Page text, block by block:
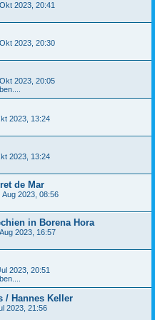
2023, 20:41
2023, 20:30
2023, 20:05
2023, 13:24
2023, 13:24
de Mar
Aug 2023, 08:56
in Borena Hora
2023, 16:57
2023, 20:51
/ Hannes Keller
2023, 21:56